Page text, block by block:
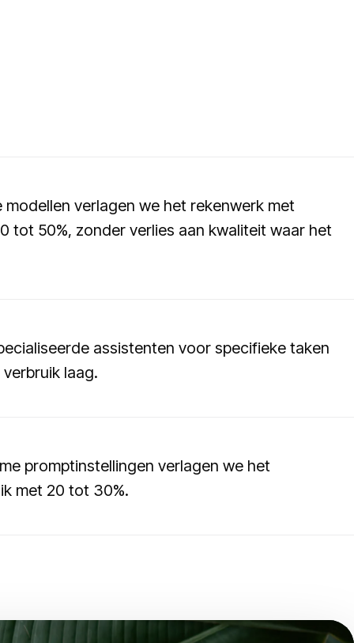
modellen verlagen we het rekenwerk met
tot 50%, zonder verlies aan kwaliteit waar het
assistenten voor specifieke taken
laag.
promptinstellingen verlagen we het
met 20 tot 30%.